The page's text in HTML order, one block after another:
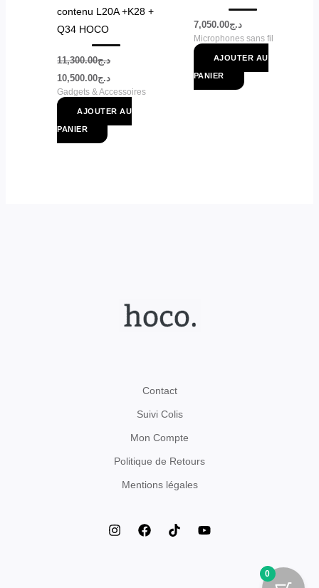
contenu L20A +K28 +
Q34 HOCO
د.ج11,300.00
د.ج10,500.00
Gadgets & Accessoires
AJOUTER AU
PANIER
د.ج7,050.00
Microphones sans fil
AJOUTER AU
PANIER
Contact
Suivi Colis
Mon Compte
Politique de Retours
Mentions légales
0